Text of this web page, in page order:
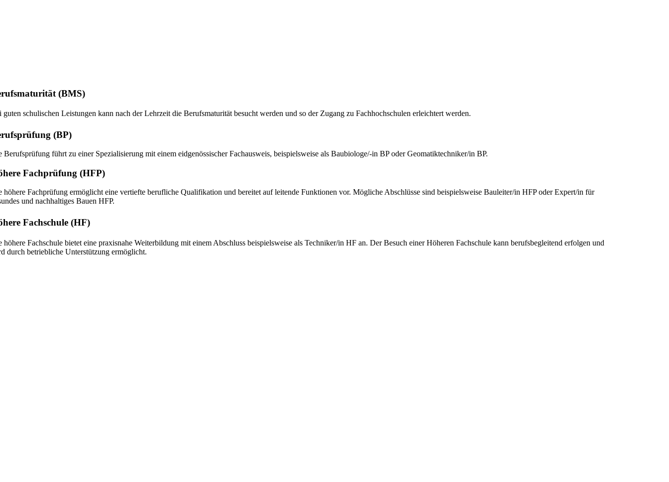
(BMS)
guten schulischen Leistungen kann nach der Lehrzeit die Berufsmaturität besucht werden und so der Zugang zu Fachhochschulen erleichtert werden.
(BP)
Berufsprüfung führt zu einer Spezialisierung mit einem eidgenössischer Fachausweis, beispielsweise als Baubiologe/-in BP oder Geomatiktechniker/in BP.
Fachprüfung (HFP)
höhere Fachprüfung ermöglicht eine vertiefte berufliche Qualifikation und bereitet auf leitende Funktionen vor. Mögliche Abschlüsse sind beispielsweise Bauleiter/in HFP oder Expert/in für
und nachhaltiges Bauen HFP.
Fachschule (HF)
höhere Fachschule bietet eine praxisnahe Weiterbildung mit einem Abschluss beispielsweise als Techniker/in HF an. Der Besuch einer Höheren Fachschule kann berufsbegleitend erfolgen und
durch betriebliche Unterstützung ermöglicht.